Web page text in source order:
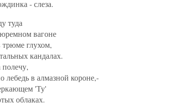
- слеза.
туда
вагоне
глухом,
кандалах.
полечу,
лебедь в алмазной короне,-
'Ту'
облаках.